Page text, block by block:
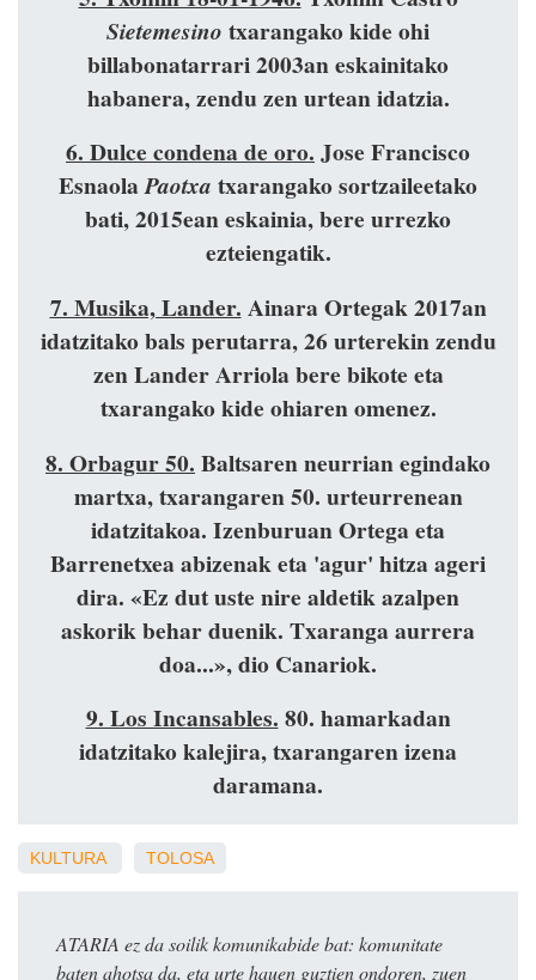
Sietemesino txarangako kide ohi
billabonatarrari 2003an eskainitako
habanera, zendu zen urtean idatzia.
6. Dulce condena de oro. Jose Francisco
EsnaolaPaotxa txarangako sortzaileetako
bati, 2015ean eskainia, bere urrezko
ezteiengatik.
7. Musika, Lander. Ainara Ortegak 2017an
idatzitako bals perutarra, 26 urterekin zendu
zen Lander Arriola bere bikote eta
txarangako kide ohiaren omenez.
8. Orbagur 50. Baltsaren neurrian egindako
martxa, txarangaren 50. urteurrenean
idatzitakoa. Izenburuan Ortega eta
Barrenetxea abizenak eta 'agur' hitza ageri
dira. «Ez dut uste nire aldetik azalpen
askorik behar duenik. Txaranga aurrera
doa...», dio Canariok.
9. Los Incansables. 80. hamarkadan
idatzitako kalejira, txarangaren izena
daramana.
KULTURA TOLOSA
ATARIA ez da soilik komunikabide bat: komunitate
baten ahotsa da, eta urte hauen guztien ondoren, zuen